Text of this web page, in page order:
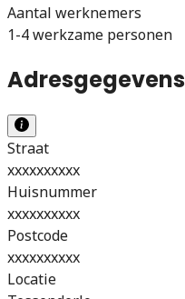
Aantal werknemers
1-4 werkzame personen
Adresgegevens
Straat
xxxxxxxxxx
Huisnummer
xxxxxxxxxx
Postcode
xxxxxxxxxx
Locatie